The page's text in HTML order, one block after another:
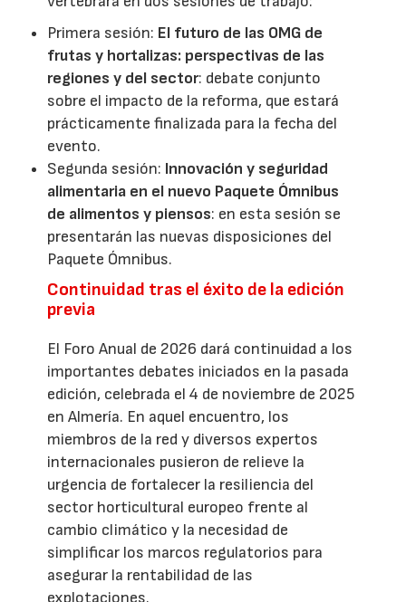
Primera sesión: El futuro de las OMG de
frutas y hortalizas: perspectivas de las
regiones y del sector: debate conjunto
sobre el impacto de la reforma, que estará
prácticamente finalizada para la fecha del
evento.
Segunda sesión: Innovación y seguridad
alimentaria en el nuevo Paquete Ómnibus
de alimentos y piensos: en esta sesión se
presentarán las nuevas disposiciones del
Paquete Ómnibus.
Continuidad tras el éxito de la edición
previa
El Foro Anual de 2026 dará continuidad a los
importantes debates iniciados en la pasada
edición, celebrada el 4 de noviembre de 2025
en Almería. En aquel encuentro, los
miembros de la red y diversos expertos
internacionales pusieron de relieve la
urgencia de fortalecer la resiliencia del
sector horticultural europeo frente al
cambio climático y la necesidad de
simplificar los marcos regulatorios para
asegurar la rentabilidad de las